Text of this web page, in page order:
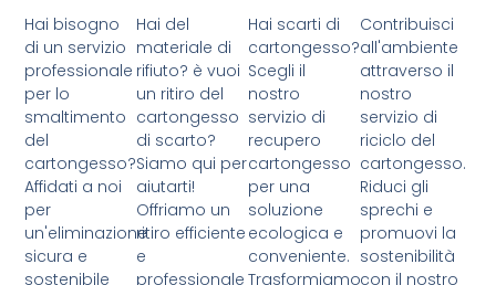
Hai bisogno
di un servizio
professionale
per lo
smaltimento
del
cartongesso?
Affidati a noi
per
un'eliminazione
sicura e
sostenibile
Hai del
materiale di
rifiuto? è vuoi
un ritiro del
cartongesso
di scarto?
Siamo qui per
aiutarti!
Offriamo un
ritiro efficiente
e
professionale
Hai scarti di
cartongesso?
Scegli il
nostro
servizio di
recupero
cartongesso
per una
soluzione
ecologica e
conveniente.
Trasformiamo
Contribuisci
all'ambiente
attraverso il
nostro
servizio di
riciclo del
cartongesso.
Riduci gli
sprechi e
promuovi la
sostenibilità
con il nostro